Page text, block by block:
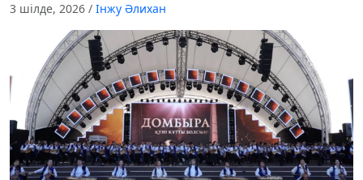
3 шілде, 2026 / Інжу Әлихан